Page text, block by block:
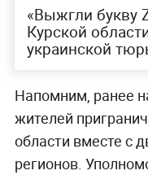
«Выжгли букву
Курской
украинской
Напомним, ранее
жителей
области вместе с
регионов.